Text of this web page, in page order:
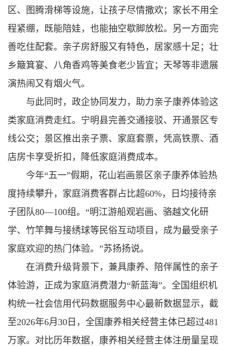
区、图腾滑梯等设施，让孩子尽情撒欢；家长不用全
程紧绷，既能陪娃，也能抽空歇脚放松。另一方面完
善吃住配套。亲子房舒服又有特色，居家感十足；壮
乡簸箕宴、八角香鸡等美食老少皆宜；天琴等非遗展
演热闹又有烟火气。
与此同时，政企协同发力，助力亲子康养体验这
类家庭消费走红。宁明县完善交通接驳、开通景区专
线公交；景区推出亲子票、家庭套票，凭高铁票、酒
店房卡享受折扣，降低家庭消费成本。
今年“五一”假期，花山岩画景区亲子康养体验热
度持续攀升，家庭消费客群占比超60%，日均接待亲
子团队80—100组。“明江游船观岩画、骆越文化研
学、竹竿舞与接绣球等民俗互动项目，成为最受亲子
家庭欢迎的热门体验。”苏扬扬说。
在消费升级背景下，兼具康养、陪伴属性的亲子
体验游，正成为家庭消费潜力“新蓝海”。全国组织机
构统一社会信用代码数据服务中心最新数据显示，截
至2026年6月30日，全国康养相关经营主体已超过481
万家。对比历年数据，康养相关经营主体注册量呈现